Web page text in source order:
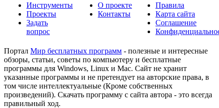
Инструменты
Проекты
Задать
вопрос
О проекте
Контакты
Правила
Карта сайта
Соглашение
Портал Мир бесплатных программ - полезные и интересные
обзоры, статьи, советы по компьютеру и бесплатные
программы для Windows, Linux и Mac. Сайт не хранит
указанные программы и не претендует на авторские права, в
том числе интеллектуальные (Кроме собственных
произведений). Скачать программу с сайта автора - это всегда
правильный ход.